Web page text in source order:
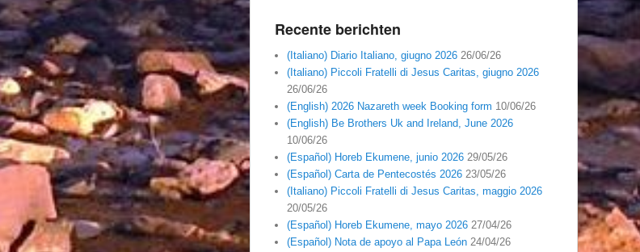
Recente berichten
(Italiano) Diario Italiano, giugno 2026 26/06/26
(Italiano) Piccoli Fratelli di Jesus Caritas, giugno 2026
26/06/26
(English) 2026 Nazareth week Booking form 10/06/26
(English) Be Brothers Uk and Ireland, June 2026
10/06/26
(Español) Horeb Ekumene, junio 2026 29/05/26
(Español) Carta de Pentecostés 2026 23/05/26
(Italiano) Piccoli Fratelli di Jesus Caritas, maggio 2026
20/05/26
(Español) Horeb Ekumene, mayo 2026 27/04/26
(Español) Nota de apoyo al Papa León 24/04/26